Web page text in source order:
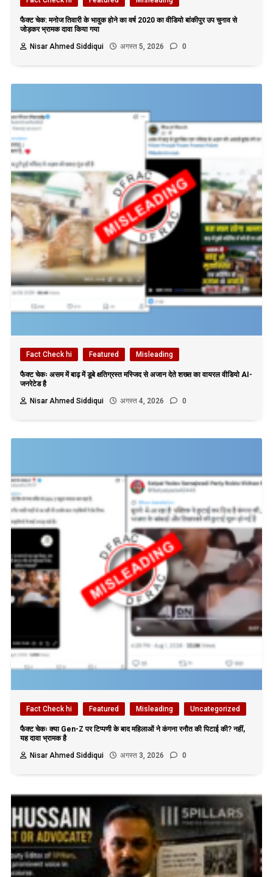
फैक्ट चेक: मनोज तिवारी के भावुक होने का वर्ष 2020 का वीडियो बांकीपुर उप चुनाव से
जोड़कर भ्रामक दावा किया गया
Nisar Ahmed Siddiqui
अगस्त 5, 2026 0
Fact Check hi Featured Misleading
फैक्ट चेकः असम में बाढ़ में डूबे क्षतिग्रस्त मस्जिद से अजान देते शख्स का वायरल वीडियो AI-
जनरेटेड है
Nisar Ahmed Siddiqui
अगस्त 4, 2026 0
Fact Check hi Featured Misleading Uncategorized
फैक्ट चेकः क्या Gen-Z पर टिप्पणी के बाद महिलाओं ने कंगना रनौत की पिटाई की? नहीं,
यह दावा भ्रामक है
Nisar Ahmed Siddiqui
अगस्त 3, 2026 0